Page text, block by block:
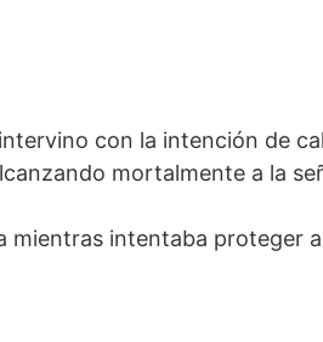
con la intención de
mortalmente a la
mientras intentaba proteger